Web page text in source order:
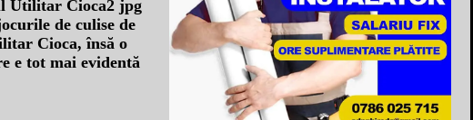
de culise de
Cioca, însă o
e tot mai evidentă